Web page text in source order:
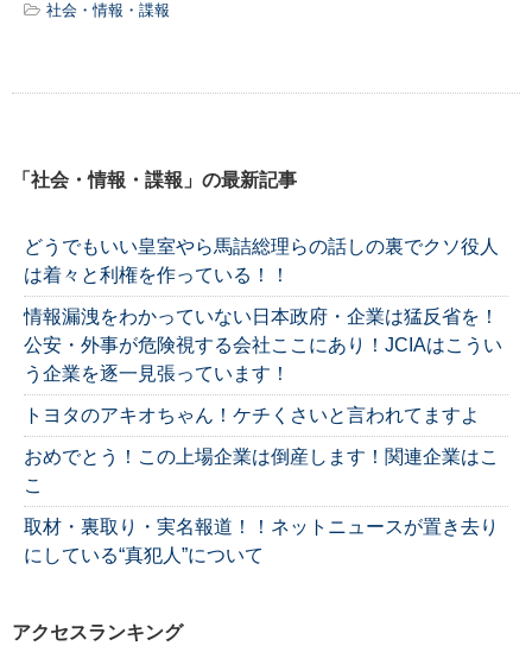
社会・情報・諜報
「社会・情報・諜報」の最新記事
どうでもいい皇室やら馬詰総理らの話しの裏でクソ役人
は着々と利権を作っている！！
情報漏洩をわかっていない日本政府・企業は猛反省を！
公安・外事が危険視する会社ここにあり！JCIAはこうい
う企業を逐一見張っています！
トヨタのアキオちゃん！ケチくさいと言われてますよ
おめでとう！この上場企業は倒産します！関連企業はこ
こ
取材・裏取り・実名報道！！ネットニュースが置き去り
にしている“真犯人”について
アクセスランキング